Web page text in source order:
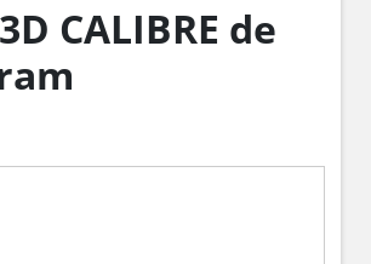
CALIBRE de